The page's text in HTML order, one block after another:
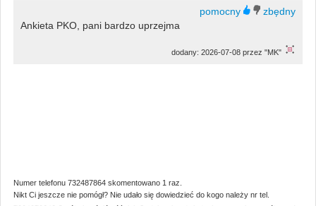
Ankieta PKO, pani bardzo uprzejma
dodany: 2026-07-08 przez "MK"
Numer telefonu 732487864 skomentowano 1 raz.
Nikt Ci jeszcze nie pomógł? Nie udało się dowiedzieć do kogo należy nr tel.